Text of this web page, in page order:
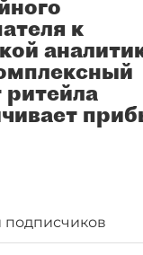
к
ритейла
подписчиков